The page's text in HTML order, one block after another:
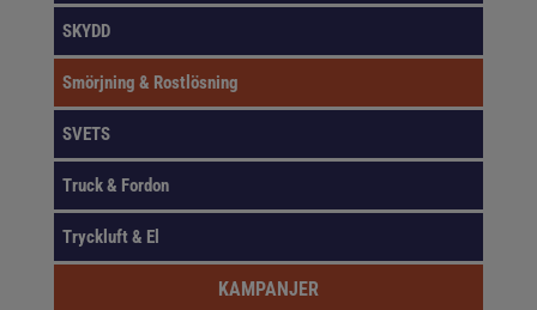
SKYDD
Smörjning & Rostlösning
SVETS
Truck & Fordon
Tryckluft & El
KAMPANJER